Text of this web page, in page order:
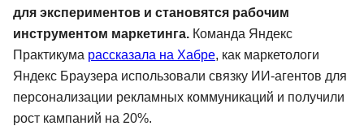
для экспериментов и становятся рабочим
инструментом маркетинга. Команда Яндекс
Практикума рассказала на Хабре, как маркетологи
Яндекс Браузера использовали связку ИИ-агентов для
персонализации рекламных коммуникаций и получили
рост кампаний на 20%.
Маркетинг
Дизайн
Аналитика